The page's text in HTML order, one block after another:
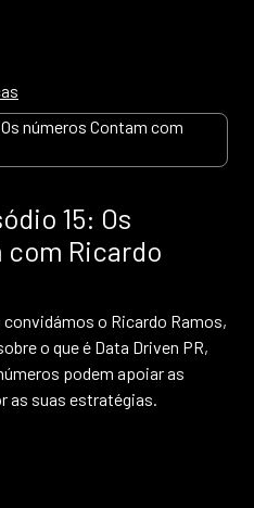
15: Os
com Ricardo
convidámos o Ricardo Ramos,
o que é Data Driven PR,
podem apoiar as
as suas estratégias.